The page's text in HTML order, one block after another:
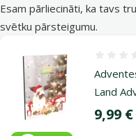
Esam pārliecināti, ka tavs
svētku pārsteigumu.
Land
Cena
9,99 €